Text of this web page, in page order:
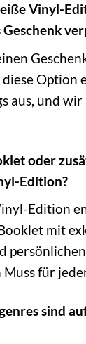
Vinyl-
Geschenk
diese Option
aus, und
oder
Edition?
Edition
mit
Muss für
sind